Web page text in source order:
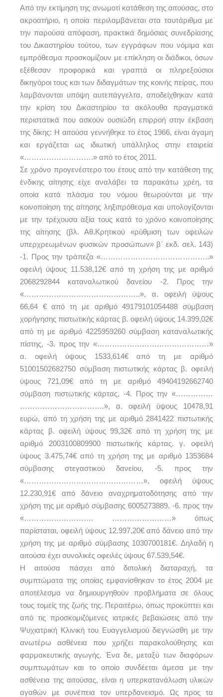
Από την εκτίμηση της ανωμοτί κατάθεση της αιτούσας, στο
ακροατήριο, η οποία περιλαμβάνεται στα ταυτάριθμα με
την παρούσα απόφαση, πρακτικά δημόσιας συνεδρίασης
του Δικαστηρίου τούτου, των εγγράφων που νόμιμα και
εμπρόθεσμα προσκομίζουν με επίκληση οι διάδικοι, όσων
εξέθεσαν προφορικά και γραπτά οι πληρεξούσιοι
δικηγόροι τους και των διδαγμάτων της κοινής πείρας, που
λαμβάνονται υπόψη αυτεπάγγελτα, αποδείχθηκαν κατά
την κρίση του Δικαστηρίου τα ακόλουθα πραγματικά
περιστατικά που ασκούν ουσιώδη επιρροή στην έκβαση
της δίκης: Η αιτούσα γεννήθηκε το έτος 1966, είναι άγαμη
και εργάζεται ως ιδιωτική υπάλληλος στην εταιρεία
«……………………….» από το έτος 2011.
Σε χρόνο προγενέστερο του έτους από την κατάθεση της
ένδικης αίτησης είχε αναλάβει τα παρακάτω χρέη, τα
οποία κατά πλάσμα του νόμου θεωρούνται με την
κοινοποίηση της αίτησης ληξιπρόθεσμα και υπολογίζονται
με την τρέχουσα αξία τους κατά το χρόνο κοινοποίησης
της αίτησης (βλ. Αθ.Κρητικού «ρύθμιση των οφειλών
υπερχρεωμένων φυσικών προσώπων» β΄ εκδ. σελ. 143)
-1. Προς την τράπεζα «……………………………………..»
οφειλή ύψους 11.538,12€ από τη χρήση της με αριθμό
2068292844 καταναλωτικού δανείου -2. Προς την
«………………………………………..», α. οφειλή ύψους
66,64 € από τη με αριθμό 49179101054488 σύμβαση
χορήγησης πιστωτικής κάρτας β. οφειλή ύψους 14.399,02€
από τη με αριθμό 4225959260 σύμβαση καταναλωτικής
πίστης, -3. προς την «………………………………………»
α. οφειλή ύψους 1533,614€ από τη με αριθμό
51001502682750 σύμβαση πιστωτικής κάρτας β. οφειλή
ύψους 721,09€ από τη με αριθμό 49404192662740
σύμβαση πιστωτικής κάρτας, -4. Προς την «……………
…………………………….», α. οφειλή ύψους 10478,91
ευρώ, από τη χρήση της με αριθμό 2841422 πιστωτικής
κάρτας β. οφειλή ύψους 99,32€ από τη χρήση της με
αριθμό 2003100809900 πιστωτικής κάρτας. γ. οφειλή
ύψους 3.475,74€ από τη χρήση της με αριθμό 1353684
σύμβασης στεγαστικού δανείου, -5. προς την
«…………………………………………», οφειλή ύψους
12.230,91€ από δάνειο αναχρηματοδότησης από την
χρήση της με αριθμό σύμβασης 6005273889. -6. προς την
«………………………. ……………………» όπως
παρίσταται, οφειλή ύψους 12.997,20€ από δάνειο από την
χρήση της με αριθμό σύμβασης 1030700181€. Δηλαδή η
αιτούσα έχει συνολικές οφειλές ύψους 67.539,54€.
Η αιτούσα πάσχει από διπολική διαταραχή, τα
συμπτώματα της οποίας εμφανίσθηκαν το έτος 2004 με
αποτέλεσμα να δημιουργηθούν προβλήματα σε όλους
τους τομείς της ζωής της. Περαιτέρω, όπως προκύπτει και
από τις προσκομιζόμενες ιατρικές βεβαιώσεις από την
Ψυχιατρική Κλινική του Ευαγγελισμού διεγνώσθη με την
ανωτέρω ασθένεια που χρήζει παρακολούθησης και
φαρμακευτικής αγωγής. Ένα δε, μεταξύ των διαφόρων
συμπτωμάτων και το οποίο συνδέεται άμεσα με την
ασθένεια της αιτούσας, είναι η υπερκατανάλωση υλικών
αγαθών με συνέπεια τον υπερδανεισμό. Ως προς τα